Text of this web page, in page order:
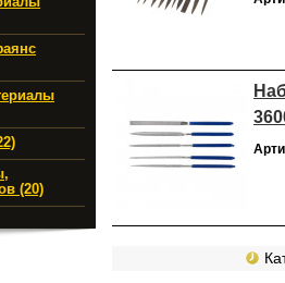
(20)